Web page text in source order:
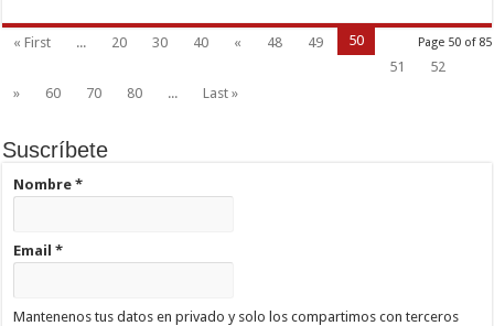
Page 50 of 85
« First ... 20 30 40 « 48 49
50
51
52
»
60 70 80 ... Last »
Suscríbete
Nombre*
Email*
Mantenenos tus datos en privado y solo los compartimos con terceros